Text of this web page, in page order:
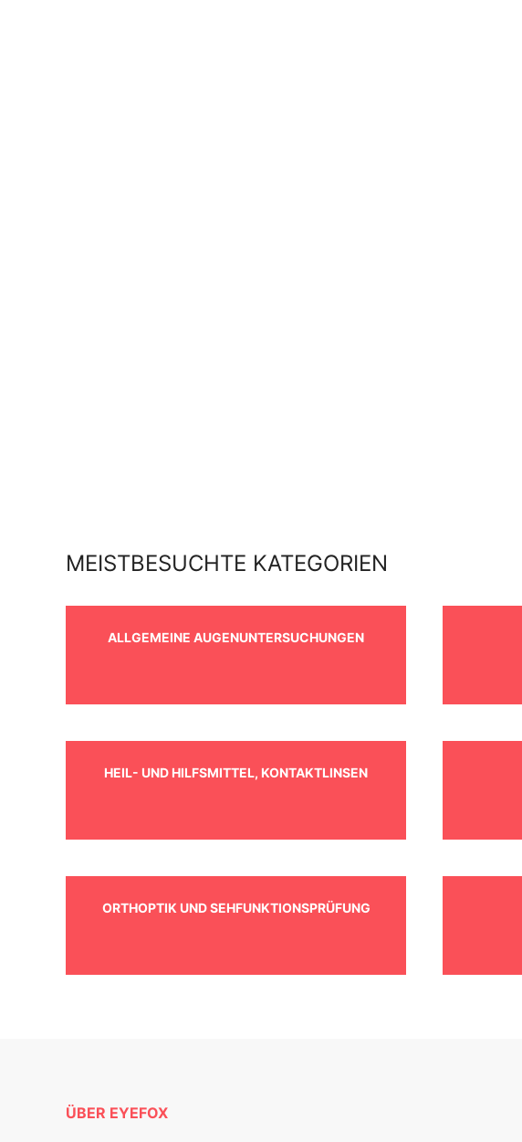
MEISTBESUCHTE KATEGORIEN
ALLGEMEINE AUGENUNTERSUCHUNGEN
HEIL- UND HILFSMITTEL, KONTAKTLINSEN
ORTHOPTIK UND SEHFUNKTIONSPRÜFUNG
ÜBER EYEFOX